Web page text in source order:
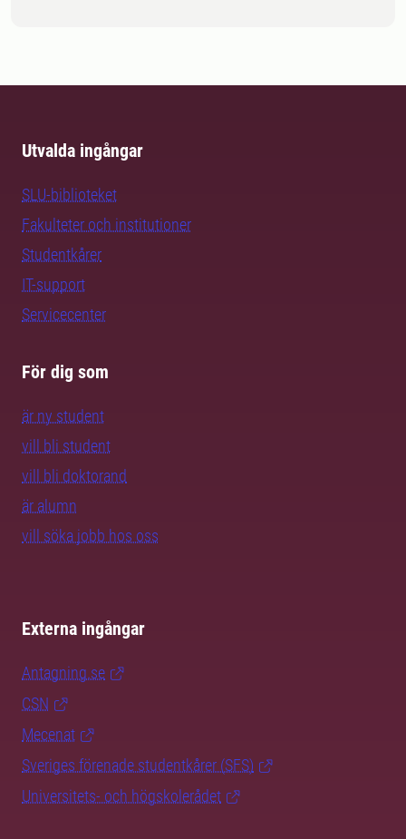
Utvalda ingångar
SLU-biblioteket
Fakulteter och institutioner
Studentkårer
IT-support
Servicecenter
För dig som
är ny student
vill bli student
vill bli doktorand
är alumn
vill söka jobb hos oss
Externa ingångar
Antagning.se
CSN
Mecenat
Sveriges förenade studentkårer (SFS)
Universitets- och högskolerådet